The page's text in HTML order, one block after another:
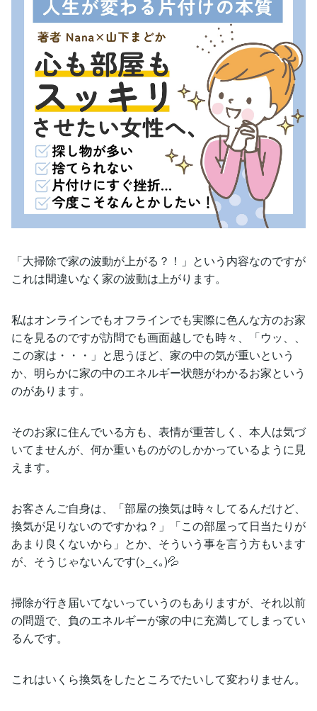
「大掃除で家の波動が上がる？！」という内容なのですが
これは間違いなく家の波動は上がります。
私はオンラインでもオフラインでも実際に色んな方のお家
にを見るのですが訪問でも画面越しでも時々、「ウッ、、
この家は・・・」と思うほど、家の中の気が重いという
か、明らかに家の中のエネルギー状態がわかるお家という
のがあります。
そのお家に住んでいる方も、表情が重苦しく、本人は気づ
いてませんが、何か重いものがのしかかっているように見
えます。
お客さんご自身は、「部屋の換気は時々してるんだけど、
換気が足りないのですかね？」「この部屋って日当たりが
あまり良くないから」とか、そういう事を言う方もいます
が、そうじゃないんです(>_<｡)💦
掃除が行き届いてないっていうのもありますが、それ以前
の問題で、負のエネルギーが家の中に充満してしまってい
るんです。
これはいくら換気をしたところでたいして変わりません。